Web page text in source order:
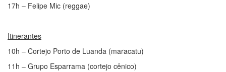
17h – Felipe Mic (reggae)
Itinerantes
10h – Cortejo Porto de Luanda (maracatu)
11h – Grupo Esparrama (cortejo cênico)